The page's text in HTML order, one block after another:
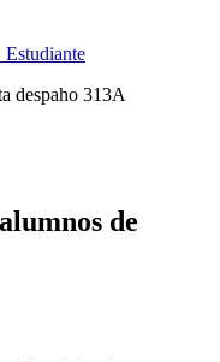
despaho 313A
de